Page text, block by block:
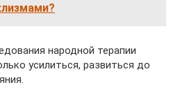
народной терапии
усилиться, развиться до